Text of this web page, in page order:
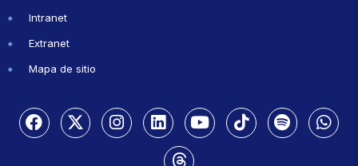
Intranet
Extranet
Mapa de sitio